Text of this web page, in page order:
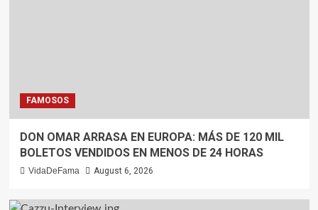
FAMOSOS
DON OMAR ARRASA EN EUROPA: MÁS DE 120 MIL
BOLETOS VENDIDOS EN MENOS DE 24 HORAS
VidaDeFama August 6, 2026